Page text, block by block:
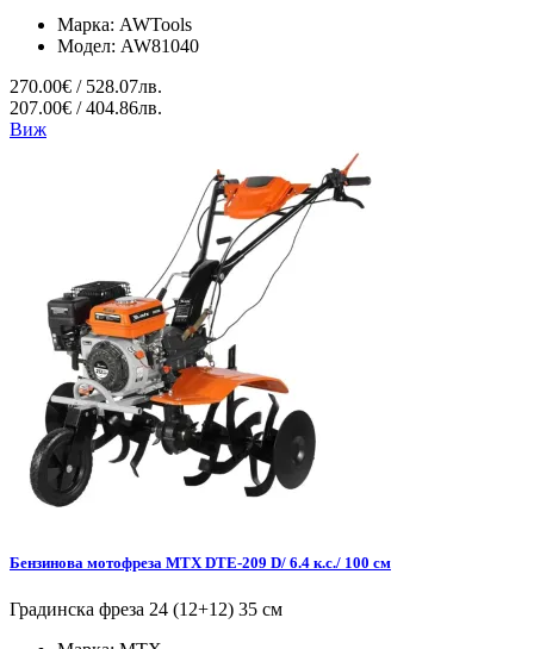
Марка: AWTools
Модел: AW81040
270.00€ / 528.07лв.
207.00€ / 404.86лв.
Виж
Бензинова мотофреза MTX DTE-209 D/ 6.4 к.с./ 100 см
Градинска фреза 24 (12+12) 35 см